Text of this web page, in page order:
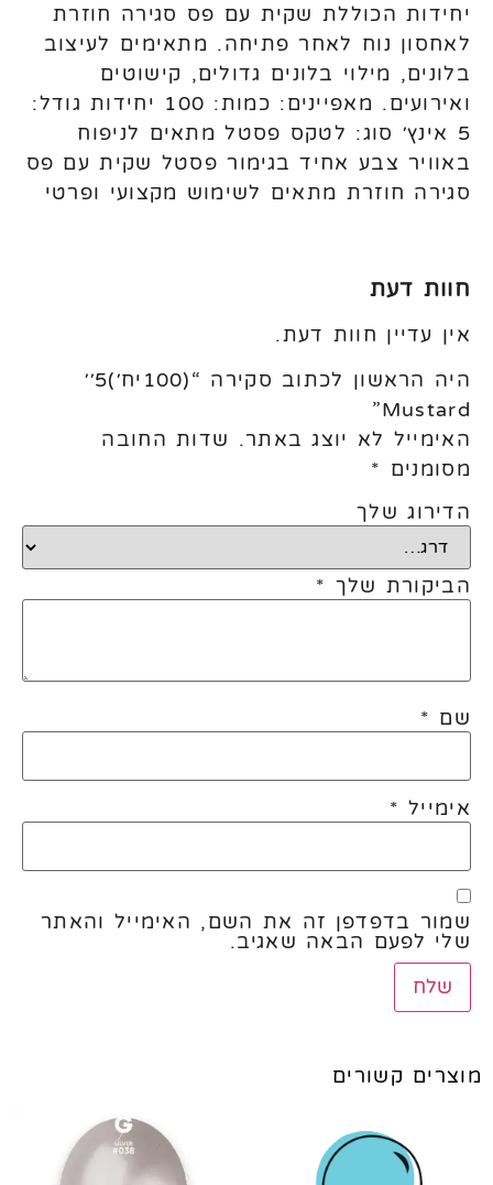
יחידות הכוללת שקית עם פס סגירה חוזרת
לאחסון נוח לאחר פתיחה. מתאימים לעיצוב
בלונים, מילוי בלונים גדולים, קישוטים
ואירועים. מאפיינים: כמות: 100 יחידות גודל:
5 אינץ׳ סוג: לטקס פסטל מתאים לניפוח
באוויר צבע אחיד בגימור פסטל שקית עם פס
סגירה חוזרת מתאים לשימוש מקצועי ופרטי
חוות דעת
אין עדיין חוות דעת.
היה הראשון לכתוב סקירה “(100יח׳)5׳׳
Mustard”
האימייל לא יוצג באתר. שדות החובה
מסומנים *
הדירוג שלך
הביקורת שלך *
שם *
אימייל *
שמור בדפדפן זה את השם, האימייל והאתר
שלי לפעם הבאה שאגיב.
מוצרים קשורים